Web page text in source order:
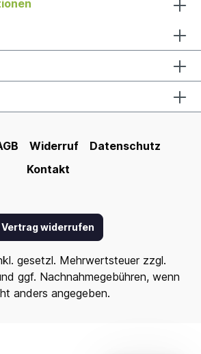
Widerruf
Datenschutz
Kontakt
Vertrag widerrufen
gesetzl. Mehrwertsteuer zzgl.
ggf. Nachnahmegebühren, wenn
anders angegeben.